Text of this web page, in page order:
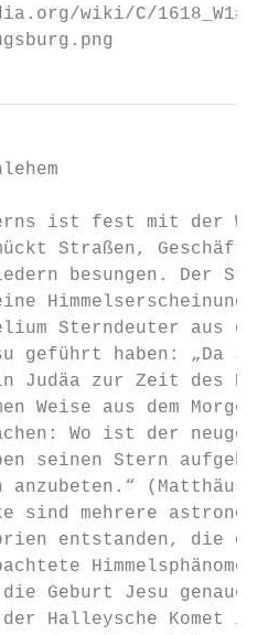
wiki/C/1618_W1#/
Sterns ist fest mit
Straßen,
besungen.
eine
Sterndeuter
geführt haben:
in Judäa zur Zeit
Weise aus dem
Wo ist der
seinen Stern
anzubeten.“ (Matthäus
sind mehrere
entstanden, die
die Geburt Jesu
Halleysche